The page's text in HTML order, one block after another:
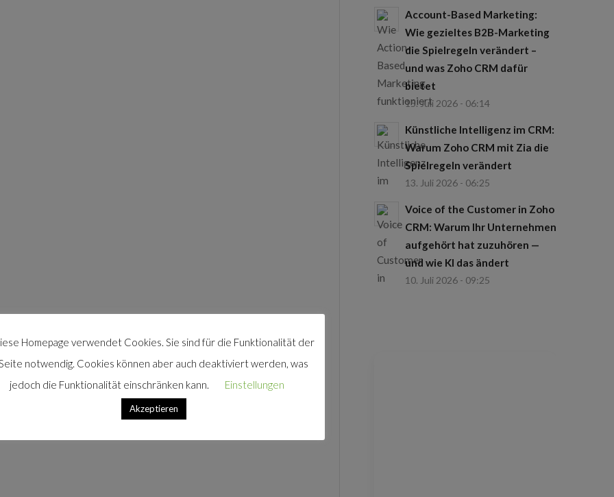
Account-Based Marketing:
Wie gezieltes B2B-Marketing
die Spielregeln verändert –
und was Zoho CRM dafür
bietet
15. Juli 2026 - 06:14
Künstliche Intelligenz im CRM:
Warum Zoho CRM mit Zia die
Spielregeln verändert
13. Juli 2026 - 06:25
Voice of the Customer in Zoho
CRM: Warum Ihr Unternehmen
aufgehört hat zuzuhören —
und wie KI das ändert
10. Juli 2026 - 09:25
Homepage verwendet Cookies. Sie sind für die Funktionalität der
notwendig. Cookies können aber auch deaktiviert werden, was
jedoch die Funktionalität einschränken kann.
Einstellungen
Akzeptieren